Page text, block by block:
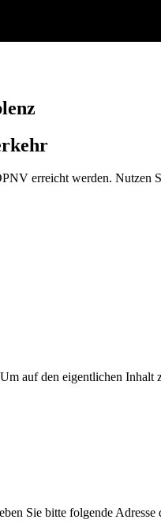
erreicht werden. Nutzen
auf den eigentlichen Inhalt
Sie bitte folgende